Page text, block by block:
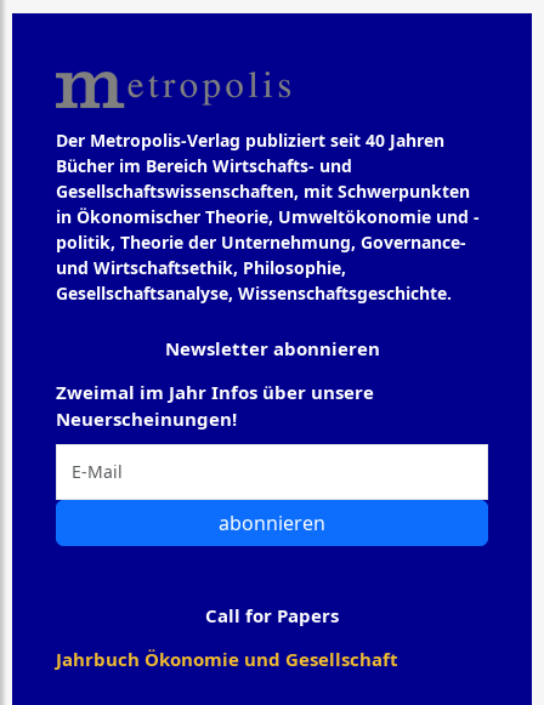
Der Metropolis-Verlag publiziert seit 40 Jahren
Bücher im Bereich Wirtschafts- und
Gesellschaftswissenschaften, mit Schwerpunkten
in Ökonomischer Theorie, Umweltökonomie und -
politik, Theorie der Unternehmung, Governance-
und Wirtschaftsethik, Philosophie,
Gesellschaftsanalyse, Wissenschaftsgeschichte.
Newsletter abonnieren
Zweimal im Jahr Infos über unsere
Neuerscheinungen!
abonnieren
Call for Papers
Jahrbuch Ökonomie und Gesellschaft